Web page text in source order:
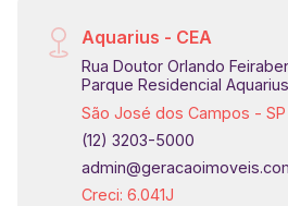
Moreira - Pé direito alto - Iluminação natural na
maioria dos ambientes e
Agende sua visita!!! #imobiliariageracao
#sobradolocação
Aquarius - CEA
Rua Doutor Orlando
Parque Residencial
São José dos Campos - SP
(12) 3203-5000
Creci: 6.041J